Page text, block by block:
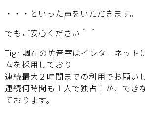
・・・といった声をいただきます。
でもご安心ください＾＾
Tigri調布の防音室はインターネット
ムを採用しており
連続最大２時間までの利用でお願い
連続何時間も１人で独占！が、でき
ております。